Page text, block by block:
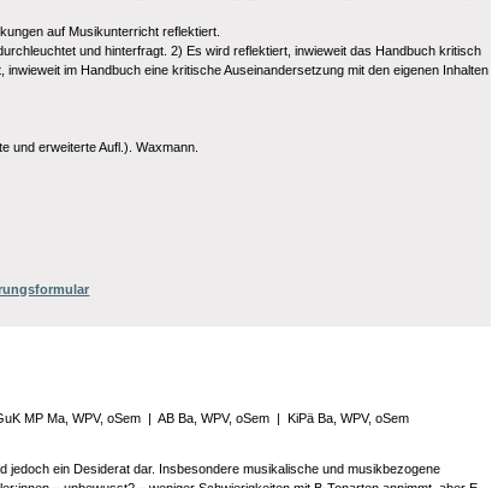
auf Musikunterricht reflektiert.
und hinterfragt. 2) Es wird reflektiert, inwieweit das Handbuch kritisch
im Handbuch eine kritische Auseinandersetzung mit den eigenen Inhalten
und erweiterte Aufl.). Waxmann.
MP Ma, WPV, oSem | AB Ba, WPV, oSem | KiPä Ba, WPV, oSem
ein Desiderat dar. Insbesondere musikalische und musikbezogene